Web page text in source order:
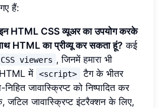
हैं:
HTML CSS व्यूअर का उपयोग करके
HTML का प्रीव्यू कर सकता हूं? कई
viewers , जिनमेंहमाराभी
में <script>
टैग के भीतर
जावास्क्रिप्ट को निष्पादित कर
जटिल जावास्क्रिप्ट इंटरैक्शन के लिए,